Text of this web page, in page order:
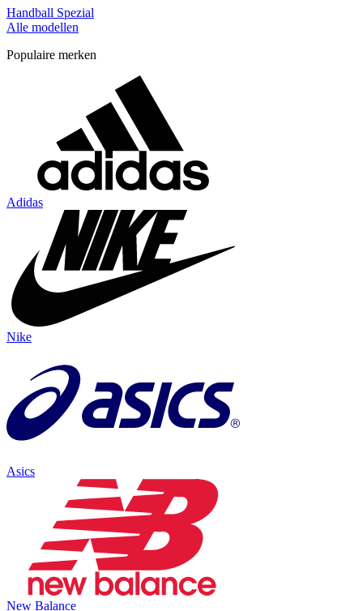
Handball Spezial
Alle modellen
Populaire merken
Adidas
Nike
Asics
New Balance